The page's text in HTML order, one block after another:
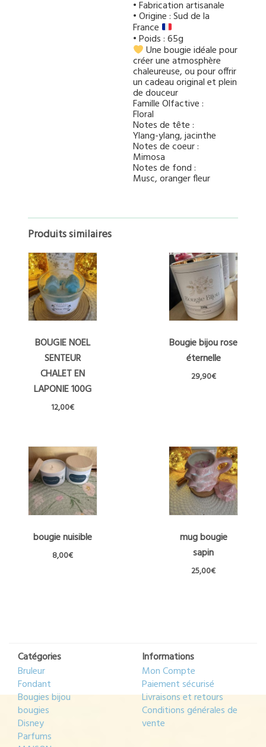
• Fabrication artisanale
• Origine : Sud de la
France
• Poids : 65g
Une bougie idéale pour
créer une atmosphère
chaleureuse, ou pour offrir
un cadeau original et plein
de douceur
Famille Olfactive :
Floral
Notes de tête :
Ylang-ylang, jacinthe
Notes de coeur :
Mimosa
Notes de fond :
Musc, oranger fleur
Produits similaires
BOUGIE NOEL
SENTEUR
CHALET EN
LAPONIE 100G
12,00€
Bougie bijou rose
éternelle
29,90€
variations.
Les
options
peuvent
être
choisies
produit
bougie nuisible
8,00€
mug bougie
sapin
25,00€
Catégories
Bruleur
Fondant
Bougies bijou
bougies
Disney
Parfums
Informations
Mon Compte
Paiement sécurisé
Livraisons et retours
Conditions générales de
vente